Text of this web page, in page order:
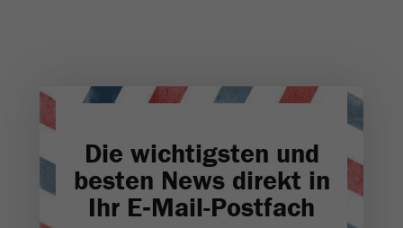
Die wichtigsten und
besten News direkt in
Ihr E‑Mail-Postfach